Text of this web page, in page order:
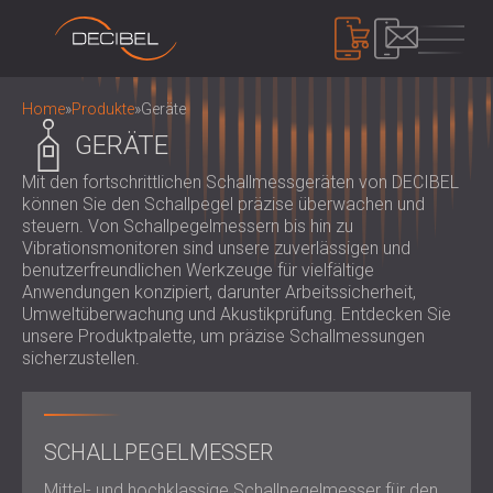
PRODUKTE
SCHALLDÄMMUNG
SCHALLSCHUTZ FÜR DIE WAND
SCHALLSCHUTZ FÜR DECKEN
SCHALLSCHUTZ FÜR BÖDEN
SCHALLSCHUTZ TÜREN
AKUSTIKPLATTEN
ÖKOLOGISCHE PET-FILZ AKUSTIK
PANEELE UND TRENNWÄNDE
AKUSTIKPLATTEN AUS PERFORIERTEM
HOLZ
AKUSTISCHE STOFFPANEELE UND
BAFFEL
AKUSTIKPLATTEN AUS LATTENHOLZ
LÄRMSCHUTZ
SCHALLSCHUTZ EINHAUSUNGEN,
KABINEN UND BARRIEREN
LOUVERS UND SCHALLDÄMPFER
ANTIVIBRATIONSHALTERUNGEN, PADS
UND AUFHÄNGER
AUDIOLOGIEKABINEN
AND SAFETY KITS
ÜBER UNS
Home»Produkte»Geräte
GERÄTE
Mit den fortschrittlichen Schallmessgeräten von DECIBEL
können Sie den Schallpegel präzise überwachen und
steuern. Von Schallpegelmessern bis hin zu
Vibrationsmonitoren sind unsere zuverlässigen und
benutzerfreundlichen Werkzeuge für vielfältige
Anwendungen konzipiert, darunter Arbeitssicherheit,
Umweltüberwachung und Akustikprüfung. Entdecken Sie
unsere Produktpalette, um präzise Schallmessungen
sicherzustellen.
SCHALLPEGELMESSER